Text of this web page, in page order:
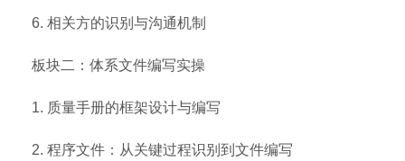
6. 相关方的识别与沟通机制
板块二：体系文件编写实操
1. 质量手册的框架设计与编写
2. 程序文件：从关键过程识别到文件编写